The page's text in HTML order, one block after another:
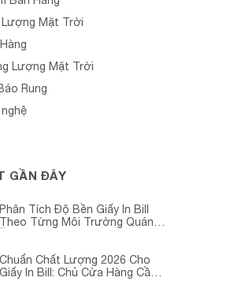
Lượng Mặt Trời
Lượng Mặt Trời
Rung
GẦN ĐÂY
Phân Tích Độ Bền Giấy In Bill
Theo Từng Môi Trường Quán
Chuẩn Chất Lượng 2026 Cho
Giấy In Bill: Chủ Cửa Hàng Cần